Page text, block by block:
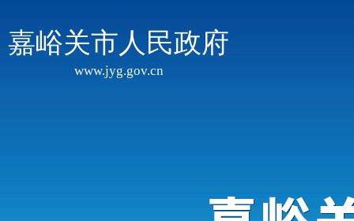
嘉峪关市人民政府
www.jyg.gov.cn